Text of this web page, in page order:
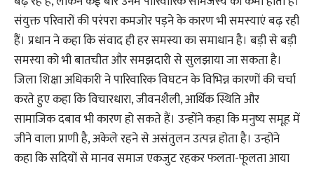
संयुक्त परिवारों की परंपरा कमजोर पड़ने के कारण भी समस्याएं बढ़ रही
हैं। प्रधान ने कहा कि संवाद ही हर समस्या का समाधान है। बड़ी से बड़ी
समस्या को भी बातचीत और समझदारी से सुलझाया जा सकता है।
जिला शिक्षा अधिकारी ने पारिवारिक विघटन के विभिन्न कारणों की चर्चा
करते हुए कहा कि विचारधारा, जीवनशैली, आर्थिक स्थिति और
सामाजिक दबाव भी कारण हो सकते हैं। उन्होंने कहा कि मनुष्य समूह में
जीने वाला प्राणी है, अकेले रहने से असंतुलन उत्पन्न होता है। उन्होंने
कहा कि सदियों से मानव समाज एकजुट रहकर फलता-फूलता आया